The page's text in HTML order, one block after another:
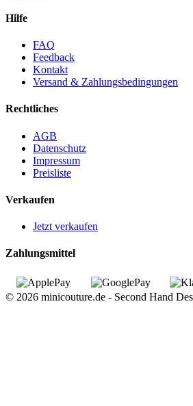
Hilfe
FAQ
Feedback
Kontakt
Versand & Zahlungsbedingungen
Rechtliches
AGB
Datenschutz
Impressum
Preisliste
Verkaufen
Jetzt verkaufen
Zahlungsmittel
© 2026 minicouture.de - Second Hand